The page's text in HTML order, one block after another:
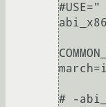
# -